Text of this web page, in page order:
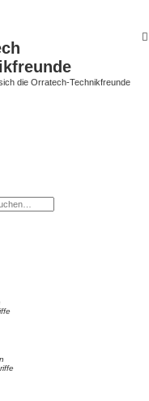
die Orratech-Technikfreunde